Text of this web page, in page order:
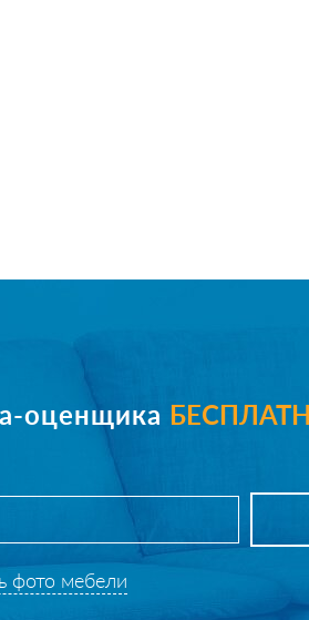
оценщика
фото мебели